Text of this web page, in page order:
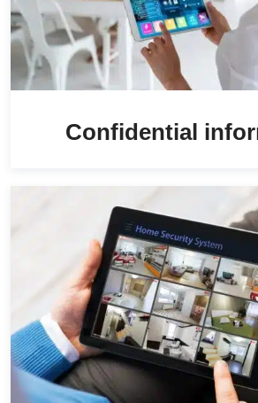
Confidential